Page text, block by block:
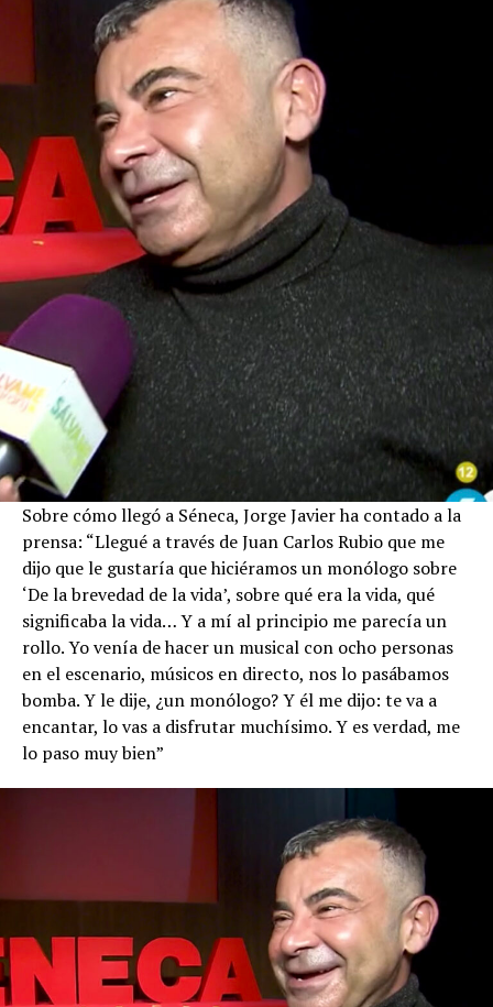
Sobre cómo llegó a Séneca, Jorge Javier ha contado a la
prensa: “Llegué a través de Juan Carlos Rubio que me
dijo que le gustaría que hiciéramos un monólogo sobre
‘De la brevedad de la vida’, sobre qué era la vida, qué
significaba la vida… Y a mí al principio me parecía un
rollo. Yo venía de hacer un musical con ocho personas
en el escenario, músicos en directo, nos lo pasábamos
bomba. Y le dije, ¿un monólogo? Y él me dijo: te va a
encantar, lo vas a disfrutar muchísimo. Y es verdad, me
lo paso muy bien”